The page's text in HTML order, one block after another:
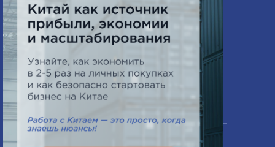
Часто задаваемые вопросы
Схема работы
Контакты